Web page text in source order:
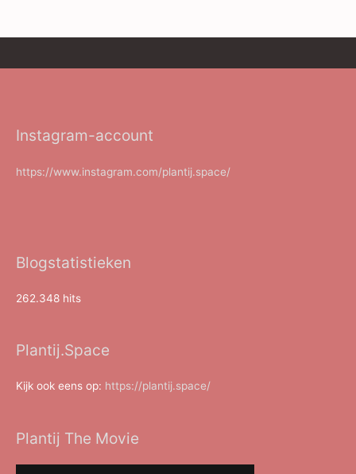
Instagram-account
https://www.instagram.com/plantij.space/
Blogstatistieken
262.348 hits
Plantij.Space
Kijk ook eens op: https://plantij.space/
Plantij The Movie